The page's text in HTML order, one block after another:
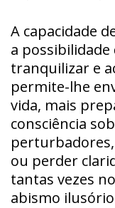
A capacidade
a
tranquilizar e
permite-lhe
vida, mais
consciência
ou perder
tantas vezes
abismo